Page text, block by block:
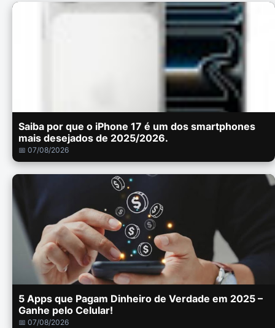
Saiba por que o iPhone 17 é um dos smartphones
mais desejados de 2025/2026.
📅 07/08/2026
5 Apps que Pagam Dinheiro de Verdade em 2025 –
Ganhe pelo Celular!
📅 07/08/2026